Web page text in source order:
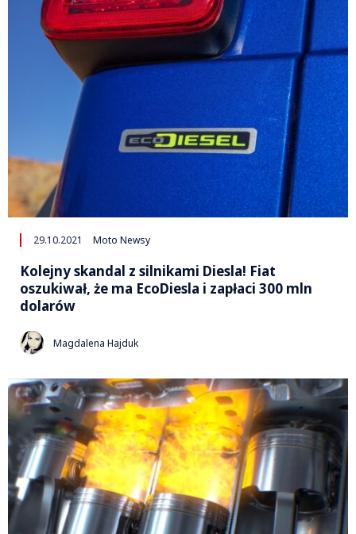
29.10.2021 Moto Newsy
Kolejny skandal z silnikami Diesla! Fiat
oszukiwał, że ma EcoDiesla i zapłaci 300 mln
dolarów
Magdalena Hajduk